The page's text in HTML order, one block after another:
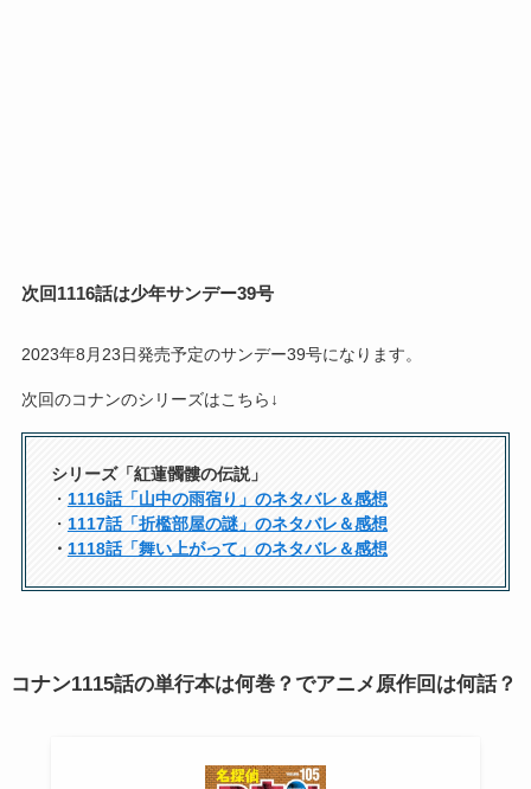
次回1116話は少年サンデー39号
2023年8月23日発売予定のサンデー39号になります。
次回のコナンのシリーズはこちら↓
シリーズ「紅蓮髑髏の伝説」
・ 1116話「山中の雨宿り」のネタバレ＆感想
・ 1117話「折檻部屋の謎」のネタバレ＆感想
・ 1118話「舞い上がって」のネタバレ＆感想
コナン1115話の単行本は何巻？でアニメ原作回は何話？